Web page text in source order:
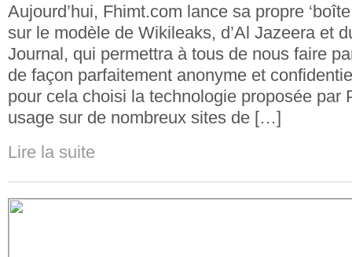
Aujourd’hui, Fhimt.com lance sa propre
sur le modèle de Wikileaks, d’Al Jazeera et
Journal, qui permettra à tous de nous faire
de façon parfaitement anonyme et
pour cela choisi la technologie proposée par
usage sur de nombreux sites de […]
Lire la suite